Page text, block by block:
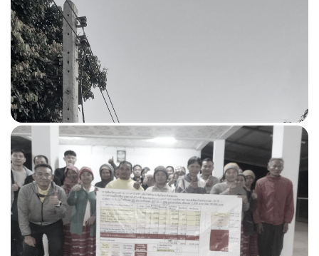
ศูนย์บริการร่วม กระทรวงพลังงาน
ศูนย์บริการร่วม
ข้อมูลเชิงสถิติการให้บริการ
ติดต่อเรา
ติดต่อผ่าน Facebook กระทรวงพลังงาน
ช่องทางอิเล็กทรอนิกส์สำหรับติดต่อ สป. พน.
FAQ
Webboard
กรุณาระบุคำค้นหาที่ท่านต้องการ